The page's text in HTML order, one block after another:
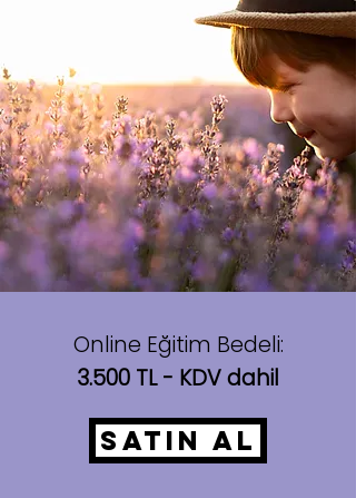
Online Eğitim Bedeli:
3.500 TL - KDV dahil
SATIN AL